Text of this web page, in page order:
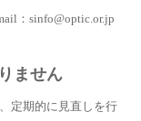
：sinfo@optic.or.jp
ません
定期的に見直しを行